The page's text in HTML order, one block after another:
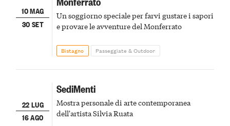
10 MAG
30 SET
Un soggiorno speciale per farvi gustare i sapori
e provare le avventure del Monferrato
Bistagno Passeggiate & Outdoor
22 LUG
16 AGO
SediMenti
Mostra personale di arte contemporanea
dell'artista Silvia Ruata